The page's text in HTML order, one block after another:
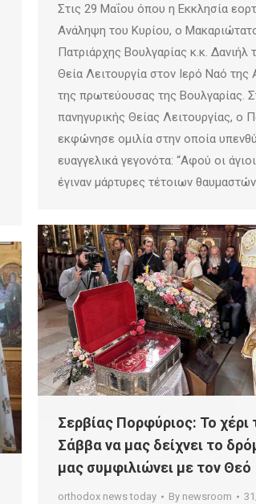
Στις 29 Μαΐου όπου η Εκκλησία
Ανάληψη του Κυρίου, ο
Πατριάρχης Βουλγαρίας κ.κ. Δανιήλ
Θεία Λειτουργία στον Ιερό Ναό
της πρωτεύουσας της Βουλγαρίας.
πανηγυρικής Θείας Λειτουργίας, ο
εκφώνησε ομιλία στην οποία
ευαγγελικά γεγονότα: “Αφού οι
έγιναν μάρτυρες τέτοιων
Σερβίας Πορφύριος: Το χέρι
Σάββα να μας δείχνει το
μας συμφιλιώνει με τον Θεό
orthodox news today By newsroom